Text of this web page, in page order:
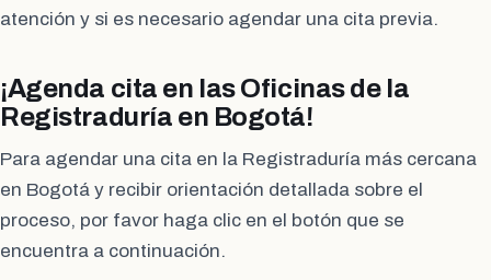
atención y si es necesario agendar una cita previa.
¡Agenda cita en las Oficinas de la
Registraduría en Bogotá!
Para agendar una cita en la Registraduría más cercana
en Bogotá y recibir orientación detallada sobre el
proceso, por favor haga clic en el botón que se
encuentra a continuación.